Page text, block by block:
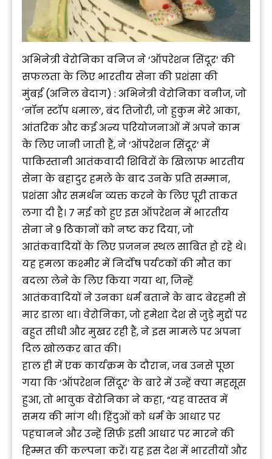
अभिनेत्री वेरोनिका वनिज ने ‘ऑपरेशन सिंदूर’ की
सफलता के लिए भारतीय सेना की प्रशंसा की
मुंबई (अनिल बेदाग) : अभिनेत्री वेरोनिका वनीज, जो
‘नॉन स्टॉप धमाल’, बंद तिजोरी, जो हुकुम मेरे आका,
आंतरिक और कई अन्य परियोजनाओं में अपने काम
के लिए जानी जाती हैं, ने ‘ऑपरेशन सिंदूर’ में
पाकिस्तानी आतंकवादी शिविरों के खिलाफ भारतीय
सेना के बहादुर हमले के बाद उनके प्रति सम्मान,
प्रशंसा और समर्थन व्यक्त करने के लिए पूरी ताकत
लगा दी है। 7 मई को हुए इस ऑपरेशन में भारतीय
सेना ने 9 ठिकानों को नष्ट कर दिया, जो
आतंकवादियों के लिए प्रजनन स्थल साबित हो रहे थे।
यह हमला कश्मीर में निर्दोष पर्यटकों की मौत का
बदला लेने के लिए किया गया था, जिन्हें
आतंकवादियों ने उनका धर्म बताने के बाद बेरहमी से
मार डाला था। वेरोनिका, जो हमेशा देश से जुड़े मुद्दों पर
बहुत सीधी और मुखर रही हैं, ने इस मामले पर अपना
दिल खोलकर बात की।
हाल ही में एक कार्यक्रम के दौरान, जब उनसे पूछा
गया कि ‘ऑपरेशन सिंदूर’ के बारे में उन्हें क्या महसूस
हुआ, तो भावुक वेरोनिका ने कहा, “यह वास्तव में
समय की मांग थी। हिंदुओं को धर्म के आधार पर
पहचानने और उन्हें सिर्फ़ इसी आधार पर मारने की
हिम्मत की कल्पना करें। यह इस देश में भारतीयों और